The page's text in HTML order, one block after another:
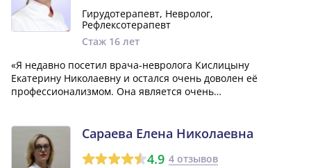
Гирудотерапевт, Невролог,
Рефлексотерапевт
Стаж 16 лет
«Я недавно посетил врача-невролога Кислицыну
Екатерину Николаевну и остался очень доволен её
профессионализмом. Она является очень
вопросы крайне понятно и доступно. От всего сердца хочу
сказ...»
Сараева Елена Николаевна
4.9 4 отзывов